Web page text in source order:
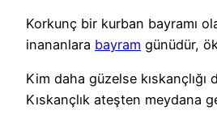
Korkunç bir kurban bayramı
inananlara bayram günüdür,
Kim daha güzelse kıskançlığı
Kıskançlık ateşten meydana